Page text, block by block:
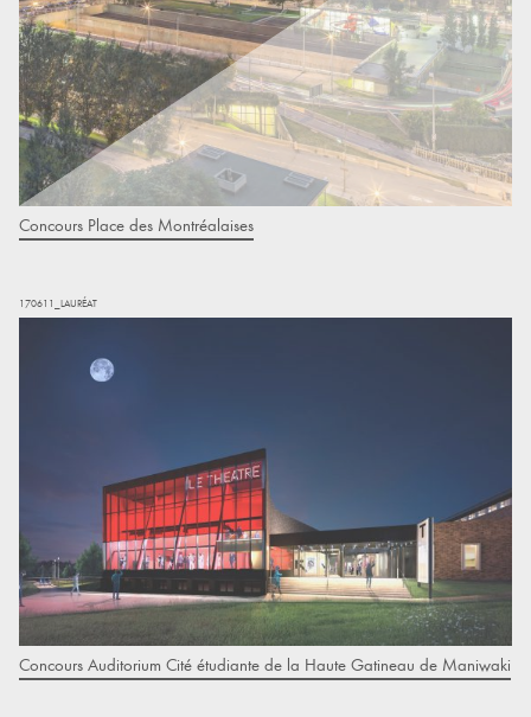
Concours Place des Montréalaises
170611_LAURÉAT
Concours Auditorium Cité étudiante de la Haute Gatineau de Maniwaki